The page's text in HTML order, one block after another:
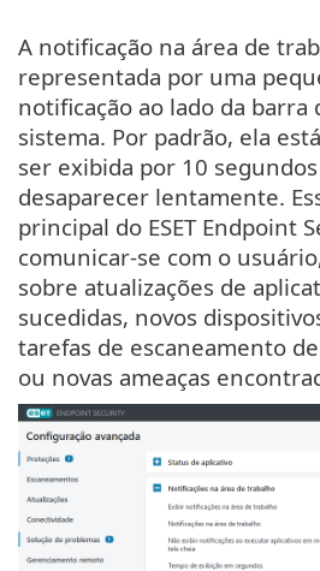
A notificação na área de
representada por uma
notificação ao lado da barra
sistema. Por padrão, ela
ser exibida por 10
desaparecer lentamente.
principal do ESET Endpoint
comunicar-se com o
sobre atualizações de
sucedidas, novos
tarefas de escaneamento
ou novas ameaças